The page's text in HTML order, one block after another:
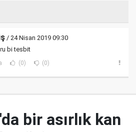
/ 24 Nisan 2019 09:30
bi tesbit
(0) (0)
bir asırlık kan